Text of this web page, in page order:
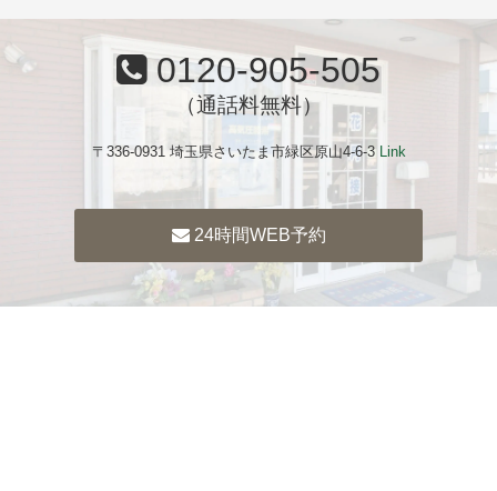
0120-905-505
（通話料無料）
〒336-0931 埼玉県さいたま市緑区原山4-6-3 Link
24時間WEB予約